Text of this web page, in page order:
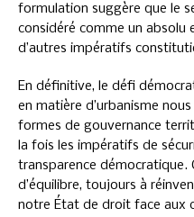
formulation suggère que le
considéré comme un absolu
d’autres impératifs
En définitive, le défi
en matière d’urbanisme
formes de gouvernance
la fois les impératifs de
transparence démocratique.
d’équilibre, toujours à
notre État de droit face aux